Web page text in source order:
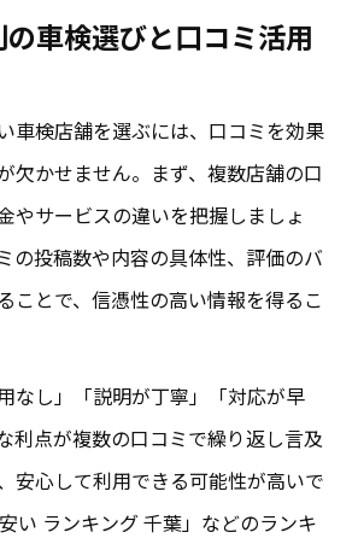
車検選びと口コミ活用
車検店舗を選ぶには、口コミを効果
欠かせません。まず、複数店舗の口
やサービスの違いを把握しましょ
の投稿数や内容の具体性、評価のバ
ことで、信憑性の高い情報を得るこ
なし」「説明が丁寧」「対応が早
利点が複数の口コミで繰り返し言及
安心して利用できる可能性が高いで
い ランキング 千葉」などのランキ